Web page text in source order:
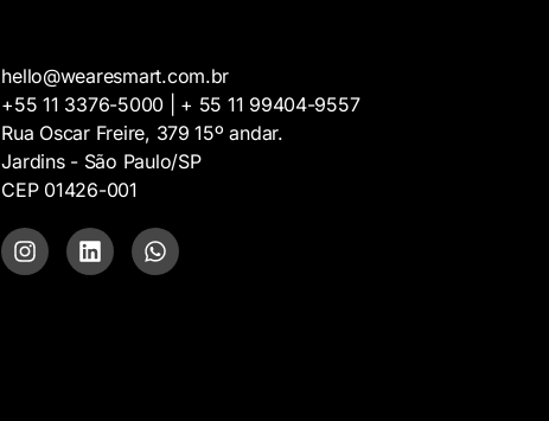
hello@wearesmart.com.br
+55 11 3376-5000 | + 55 11 99404-9557
Rua Oscar Freire, 379 15º andar.
Jardins - São Paulo/SP
CEP 01426-001